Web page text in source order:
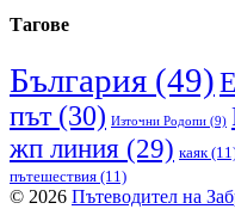
Тагове
България (49)
път(30) Източни Родопи (9)
жп линия (29) каяк
пътешествия (11)
© 2026 Пътеводител на